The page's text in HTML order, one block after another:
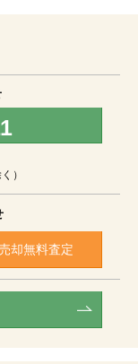
）
却無料査定